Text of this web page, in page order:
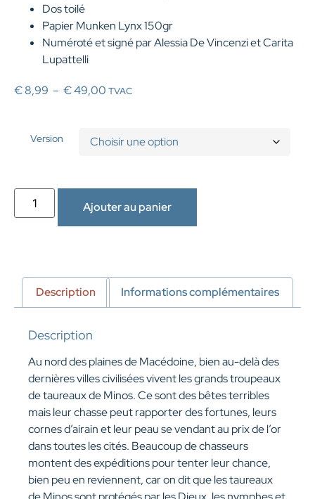
Dos toilé
Papier Munken Lynx 150gr
Numéroté et signé par Alessia De Vincenzi et Carita
Lupattelli
€8,99 – €49,00 TVAC
Version
Ajouter au panier
Description Informations complémentaires
Description
Au nord des plaines de Macédoine, bien au-delà des
dernières villes civilisées vivent les grands troupeaux
de taureaux de Minos. Ce sont des bêtes terribles
mais leur chasse peut rapporter des fortunes, leurs
cornes d’airain et leur peau se vendant au prix de l’or
dans toutes les cités. Beaucoup de chasseurs
montent des expéditions pour tenter leur chance,
bien peu en reviennent, car on dit que les taureaux